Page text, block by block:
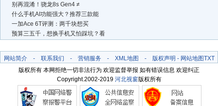
别再混淆！骁龙8s Gen4 ≠
什么手机AI功能强大？推荐三款能
一加Ace 6T评测：两千块想买
预算三五千，想换手机又怕踩坑？看
网站简介- 联系我们 - 营销服务 - XML地图 - 版权声明 - 网站地图TXT
版权所有 本网拒绝一切非法行为 欢迎监督举报 如有错误信息 欢迎纠正
Copyright.2002-2019 河北视窗版权所有